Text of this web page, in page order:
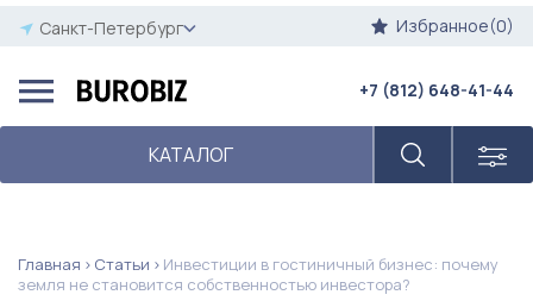
Санкт-Петербург Избранное(0)
КАТАЛОГ
+7 (812) 648-41-44
Главная Статьи
Инвестиции в гостиничный бизнес: почему
земля не становится собственностью инвестора?